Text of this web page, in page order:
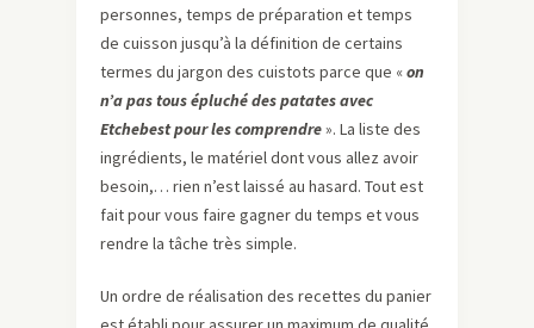
personnes, temps de préparation et temps
de cuisson jusqu’à la définition de certains
termes du jargon des cuistots parce que «on
n’a pas tous épluché des patates avec
Etchebest pour les comprendre». La liste des
ingrédients, le matériel dont vous allez avoir
besoin,… rien n’est laissé au hasard. Tout est
fait pour vous faire gagner du temps et vous
rendre la tâche très simple.
Un ordre de réalisation des recettes du panier